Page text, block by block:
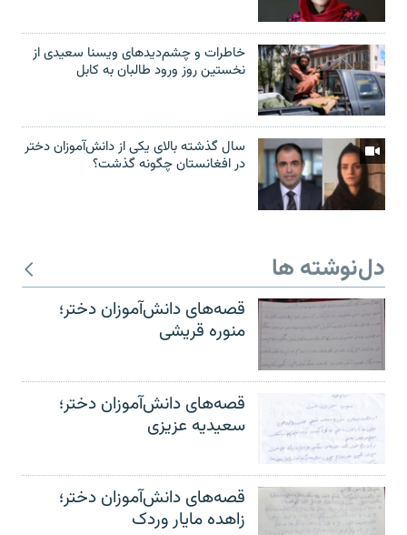
خاطرات و چشم‌دید‌های ویسنا سعیدی از
نخستین روز ورود طالبان به کابل
سال گذشته بالای یکی از دانش‌آموزان دختر
در افغانستان چگونه گذشت؟
دل‌نوشته ها
قصه‌های دانش‌آموزان دختر؛
منوره قریشی
قصه‌های دانش‌آموزان دختر؛
سعیدیه عزیزی
قصه‌های دانش‌آموزان دختر؛
زاهده مایار وردک